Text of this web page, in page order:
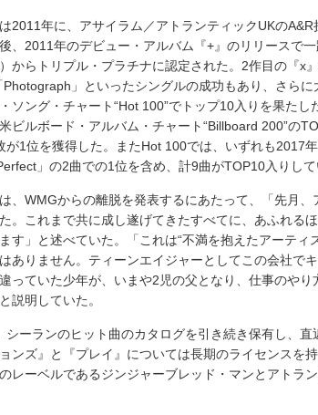
2011年に、アサイラム／アトランティックUKのA&R
、2011年のデビュー・アルバム『+』のリリースで
からトリプル・プラチナに認定された。2作目の『x
Photograph」といったシングルの成功もあり、さら
ソング・チャート“Hot 100”でトップ10入りを果た
ビルボード・アルバム・チャート“Billboard 200”の
が1位を獲得した。またHot 100では、いずれも2017
」の2曲での1位を含め、計9曲がTOP10入りして
、WMGからの離脱を発表するにあたって、「先月、
。これまで共に成し遂げてきたすべてに、あふれる
す」と述べていた。「これは“不満を抱えたアーティ
ありません。ティーンエイジャーとしてこの会社で
っていた少年が、いまや2児の父となり、仕事のや
説明していた。
ーランのヒット曲のカタログを引き続き保有し、直
ンズ』と『プレイ』については長期のライセンスを
レーベルであるジンジャーブレッド・マンとアトラ